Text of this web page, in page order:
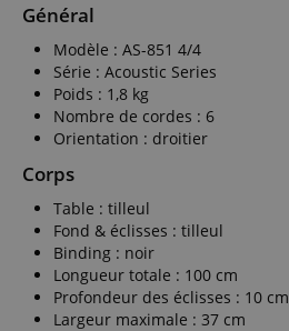
Général
Modèle : AS-851 4/4
Série : Acoustic Series
Poids : 1,8 kg
Nombre de cordes : 6
Orientation : droitier
Corps
Table : tilleul
Fond & éclisses : tilleul
Binding : noir
Longueur totale : 100 cm
Profondeur des éclisses : 10 cm
Largeur maximale : 37 cm